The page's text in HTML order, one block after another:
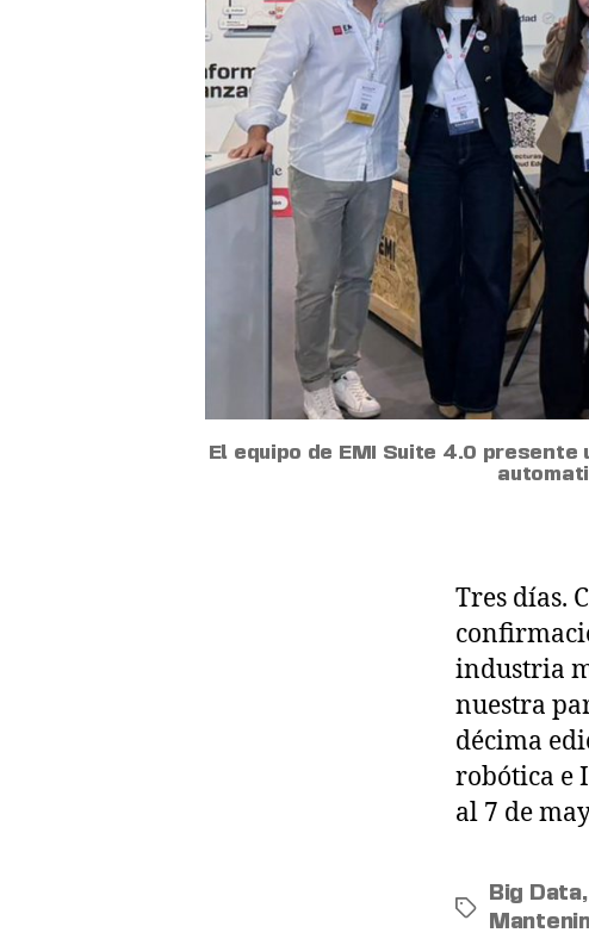
El equipo de EMI Suite 4.0
Tres días.
industria
nuestra
décima
robótica e
al 7 de
Big Data,